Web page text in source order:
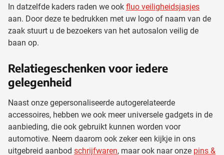
In datzelfde kaders raden we ook fluo veiligheidsjasjes
aan. Door deze te bedrukken met uw logo of naam van de
zaak stuurt u de bezoekers van het autosalon veilig de
baan op.
Relatiegeschenken voor iedere
gelegenheid
Naast onze gepersonaliseerde autogerelateerde
accessoires, hebben we ook meer universele gadgets in de
aanbieding, die ook gebruikt kunnen worden voor
automotive. Neem daarom ook zeker een kijkje in ons
uitgebreid aanbod schrijfwaren, maar ook naar onze pins &